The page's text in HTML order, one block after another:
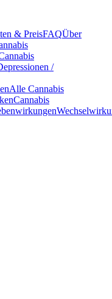
& PreisFAQÜber
/
Alle Cannabis
Cannabis